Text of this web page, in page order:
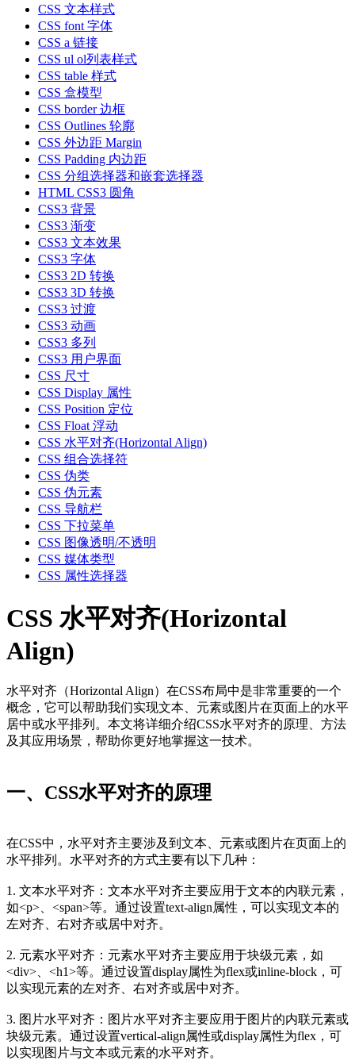
CSS 文本样式
CSS font 字体
CSS a 链接
CSS ul ol列表样式
CSS table 样式
CSS 盒模型
CSS border 边框
CSS Outlines 轮廓
CSS 外边距 Margin
CSS Padding 内边距
CSS 分组选择器和嵌套选择器
HTML CSS3 圆角
CSS3 背景
CSS3 渐变
CSS3 文本效果
CSS3 字体
CSS3 2D 转换
CSS3 3D 转换
CSS3 过渡
CSS3 动画
CSS3 多列
CSS3 用户界面
CSS 尺寸
CSS Display 属性
CSS Position 定位
CSS Float 浮动
CSS 水平对齐(Horizontal Align)
CSS 组合选择符
CSS 伪类
CSS 伪元素
CSS 导航栏
CSS 下拉菜单
CSS 图像透明/不透明
CSS 媒体类型
CSS 属性选择器
CSS 水平对齐(Horizontal
Align)
水平对齐（Horizontal Align）在CSS布局中是非常重要的一个
概念，它可以帮助我们实现文本、元素或图片在页面上的水平
居中或水平排列。本文将详细介绍CSS水平对齐的原理、方法
及其应用场景，帮助你更好地掌握这一技术。
一、CSS水平对齐的原理
在CSS中，水平对齐主要涉及到文本、元素或图片在页面上的
水平排列。水平对齐的方式主要有以下几种：
1. 文本水平对齐：文本水平对齐主要应用于文本的内联元素，
如<p>、<span>等。通过设置text-align属性，可以实现文本的
左对齐、右对齐或居中对齐。
2. 元素水平对齐：元素水平对齐主要应用于块级元素，如
<div>、<h1>等。通过设置display属性为flex或inline-block，可
以实现元素的左对齐、右对齐或居中对齐。
3. 图片水平对齐：图片水平对齐主要应用于图片的内联元素或
块级元素。通过设置vertical-align属性或display属性为flex，可
以实现图片与文本或元素的水平对齐。